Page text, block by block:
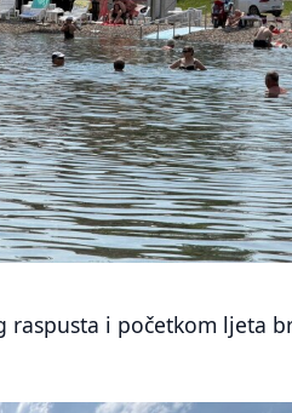
raspusta i početkom ljeta